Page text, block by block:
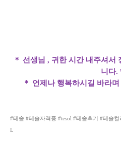
＊ 선생님 , 귀한 시간 내주셔서
니다.
＊ 언제나 행복하시길 바라
#테솔 #테솔자격증 #tesol #테솔후기 #테솔
L